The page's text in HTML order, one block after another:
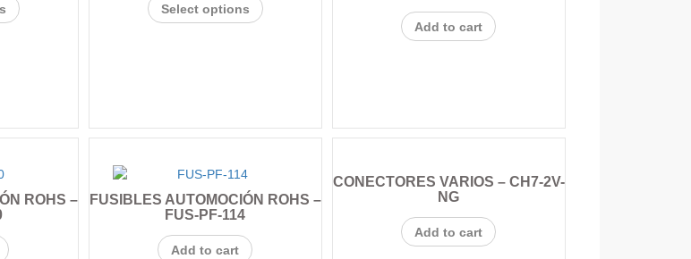
Select options
Add to cart
ROHS –
FUSIBLES AUTOMOCIÓN ROHS –
FUS-PF-114
Add to cart
CONECTORES VARIOS – CH7-2V-
NG
Add to cart